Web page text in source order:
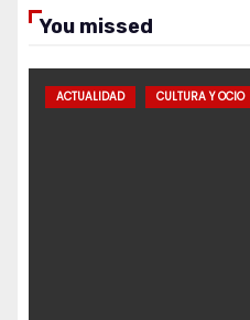
You missed
ACTUALIDAD CULTURA Y OCIO